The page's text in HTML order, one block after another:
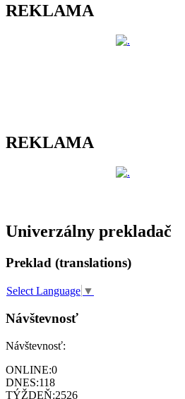
REKLAMA
REKLAMA
Univerzálny prekladač
Preklad (translations)
Select Language ▼
Návštevnosť
Návštevnosť:
ONLINE:0
DNES:118
TÝŽDEŇ:2526